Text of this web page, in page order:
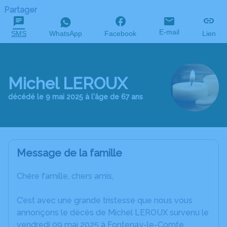
Partager
SMS WhatsApp Facebook E-mail Lien
Michel LEROUX
décédé le 9 mai 2025 à l'âge de 67 ans
Message de la famille
Chère famille, chers amis,
C’est avec une grande tristesse que nous vous
annonçons le décès de Michel LEROUX survenu le
vendredi 09 mai 2025 à Fontenay-le-Comte.